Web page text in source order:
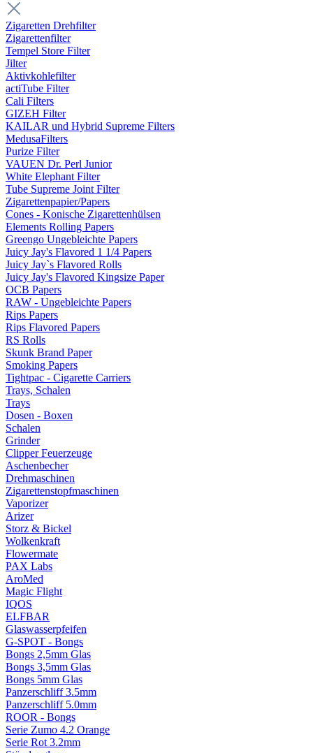
Zigaretten Drehfilter
Zigarettenfilter
Tempel Store Filter
Jilter
Aktivkohlefilter
actiTube Filter
Cali Filters
GIZEH Filter
KAILAR und Hybrid Supreme Filters
MedusaFilters
Purize Filter
VAUEN Dr. Perl Junior
White Elephant Filter
Tube Supreme Joint Filter
Zigarettenpapier/Papers
Cones - Konische Zigarettenhülsen
Elements Rolling Papers
Greengo Ungebleichte Papers
Juicy Jay's Flavored 1 1/4 Papers
Juicy Jay`s Flavored Rolls
Juicy Jay's Flavored Kingsize Paper
OCB Papers
RAW - Ungebleichte Papers
Rips Papers
Rips Flavored Papers
RS Rolls
Skunk Brand Paper
Smoking Papers
Tightpac - Cigarette Carriers
Trays, Schalen
Trays
Dosen - Boxen
Schalen
Grinder
Clipper Feuerzeuge
Aschenbecher
Drehmaschinen
Zigarettenstopfmaschinen
Vaporizer
Arizer
Storz & Bickel
Wolkenkraft
Flowermate
PAX Labs
AroMed
Magic Flight
IQOS
ELFBAR
Glaswasserpfeifen
G-SPOT - Bongs
Bongs 2,5mm Glas
Bongs 3,5mm Glas
Bongs 5mm Glas
Panzerschliff 3.5mm
Panzerschliff 5.0mm
ROOR - Bongs
Serie Zumo 4.2 Orange
Serie Rot 3.2mm